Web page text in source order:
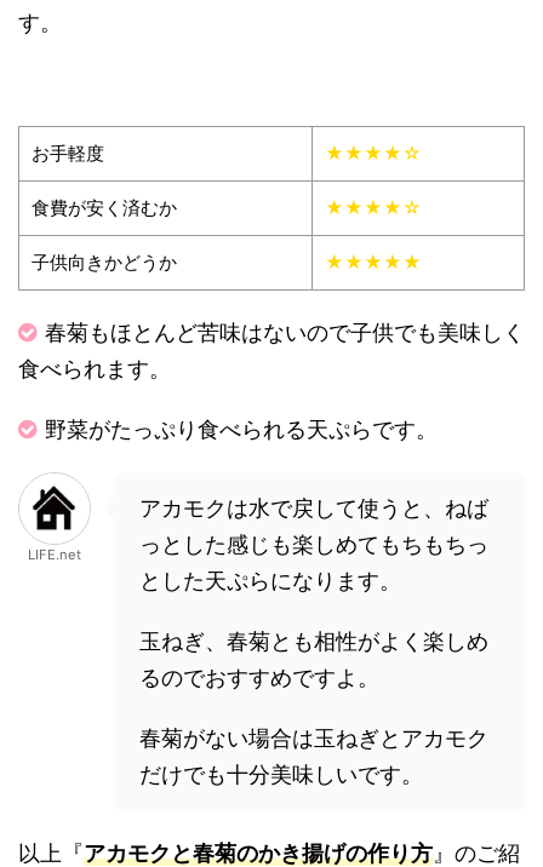
す。
お手軽度 ★★★★☆
食費が安く済むか ★★★★☆
子供向きかどうか ★★★★★
春菊もほとんど苦味はないので子供でも美味しく
食べられます。
野菜がたっぷり食べられる天ぷらです。
LIFE.net
アカモクは水で戻して使うと、ねば
っとした感じも楽しめてもちもちっ
とした天ぷらになります。
玉ねぎ、春菊とも相性がよく楽しめ
るのでおすすめですよ。
春菊がない場合は玉ねぎとアカモク
だけでも十分美味しいです。
以上『アカモクと春菊のかき揚げの作り方 』のご紹